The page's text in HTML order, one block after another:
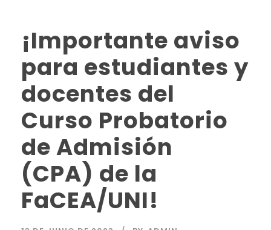
¡Importante aviso
para estudiantes y
docentes del
Curso Probatorio
de Admisión
(CPA) de la
FaCEA/UNI!